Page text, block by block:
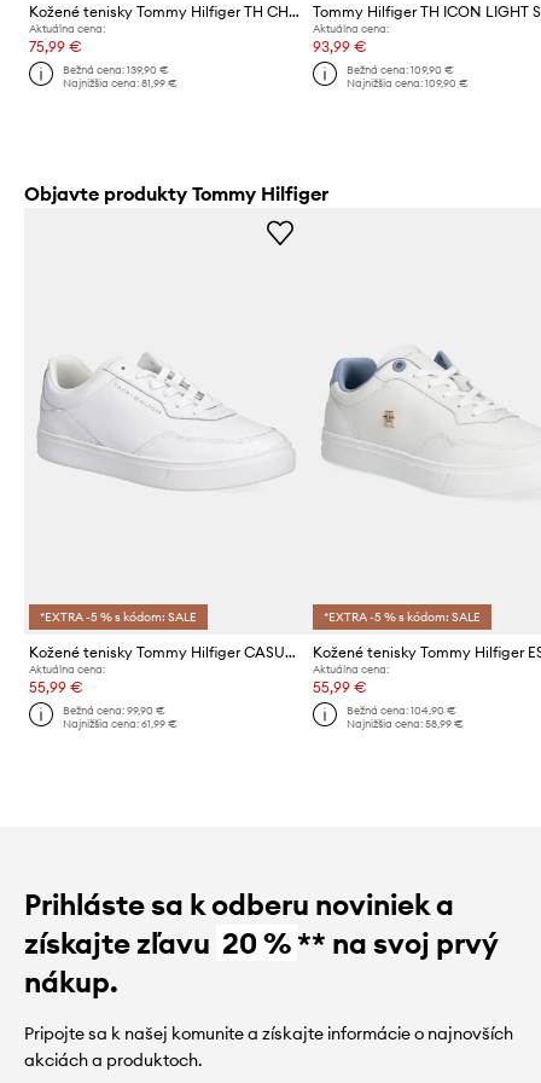
Kožené tenisky Tommy Hilfiger TH CHUNKY RUNNER METALLIC
Aktuálna cena:
75,99 €
Bežná cena:139,90 €
Najnižšia cena:81,99 €
Aktuálna cena:
93,99 €
Bežná cena: 109,90 €
Najnižšia cena: 109,90 €
Objavte produkty Tommy Hilfiger
*EXTRA -5 % s kódom: SALE
Kožené tenisky Tommy Hilfiger CASUAL CUPSOLE SNEAKER
Aktuálna cena:
55,99 €
Bežná cena:99,90 €
Najnižšia cena:61,99 €
*EXTRA -5 % s kódom: SALE
Aktuálna cena:
55,99 €
Bežná cena: 104,90 €
Najnižšia cena: 58,99 €
Prihláste sa k odberu noviniek a
získajte zľavu 20 %** na svoj prvý
nákup.
Pripojte sa k našej komunite a získajte informácie o najnovších
akciách a produktoch.